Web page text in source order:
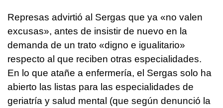
Represas advirtió al Sergas que ya «no valen
excusas», antes de insistir de nuevo en la
demanda de un trato «digno e igualitario»
respecto al que reciben otras especialidades.
En lo que atañe a enfermería, el Sergas solo ha
abierto las listas para las especialidades de
geriatría y salud mental (que según denunció la